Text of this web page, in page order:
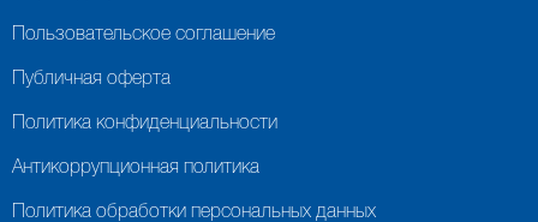
Пользовательское соглашение
Публичная оферта
Политика конфиденциальности
Антикоррупционная политика
Политика обработки персональных данных